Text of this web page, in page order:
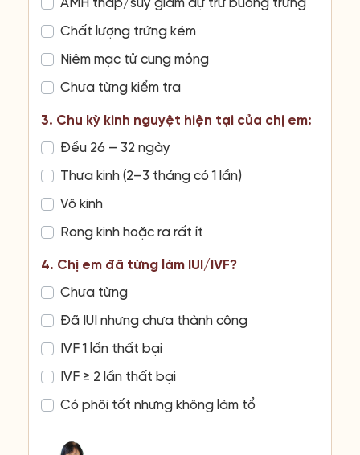
AMH thấp/suy giảm dự trữ buồng trứng
Chất lượng trứng kém
Niêm mạc tử cung mỏng
Chưa từng kiểm tra
3. Chu kỳ kinh nguyệt hiện tại của chị em:
Đều 26 – 32 ngày
Thưa kinh (2–3 tháng có 1 lần)
Vô kinh
Rong kinh hoặc ra rất ít
4. Chị em đã từng làm IUI/IVF?
Chưa từng
Đã IUI nhưng chưa thành công
IVF 1 lần thất bại
IVF ≥ 2 lần thất bại
Có phôi tốt nhưng không làm tổ